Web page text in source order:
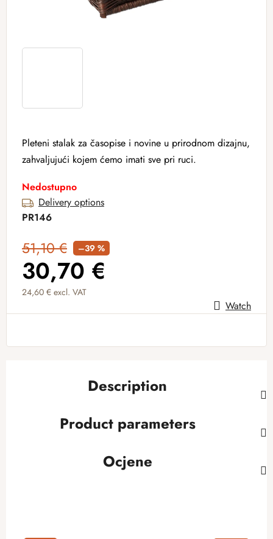
Pleteni stalak za časopise i novine u prirodnom dizajnu,
zahvaljujući kojem ćemo imati sve pri ruci.
Nedostupno
Delivery options
PR146
51,10 € –39 %
30,70 €
24,60 € excl. VAT
Measure price: Watch
Description
Product parameters
Ocjene